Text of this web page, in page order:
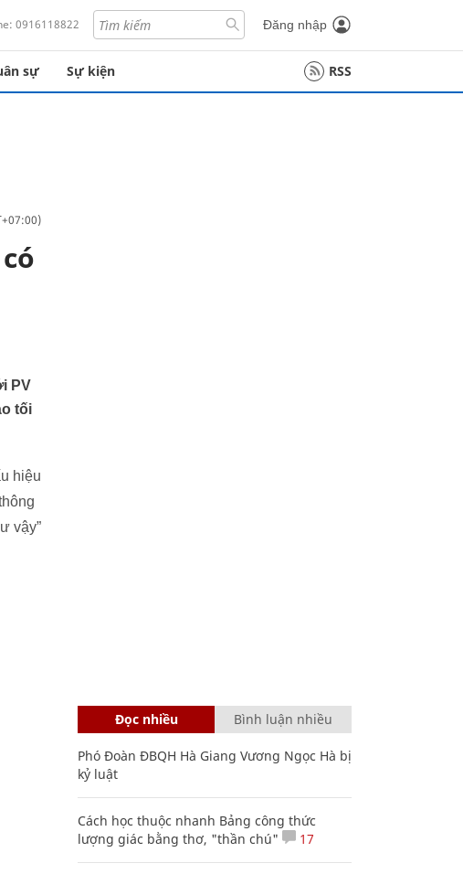
0916118822 Đăng nhập
sự Sự kiện RSS
PV
tối
hiệu
vậy”
Đọc nhiều Bình luận nhiều
Phó Đoàn ĐBQH Hà Giang Vương Ngọc Hà bị
kỷ luật
Cách học thuộc nhanh Bảng công thức
lượng giác bằng thơ, "thần chú"
17